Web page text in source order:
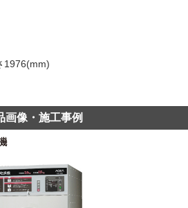
1976(mm)
画像・施工事例